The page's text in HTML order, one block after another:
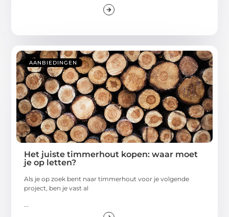
AANBIEDINGEN
Het juiste timmerhout kopen: waar moet
je op letten?
Als je op zoek bent naar timmerhout voor je volgende
project, ben je vast al
...